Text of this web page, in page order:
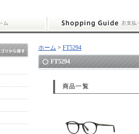
ホーム > FT5294
FT5294
商品一覧